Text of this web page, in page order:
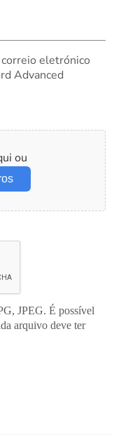
eletrónico
Advanced
ou
JPEG. É possível
arquivo deve ter